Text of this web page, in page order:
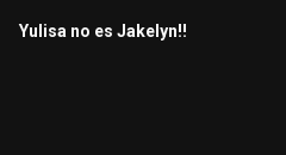
Yulisa no es Jakelyn!!